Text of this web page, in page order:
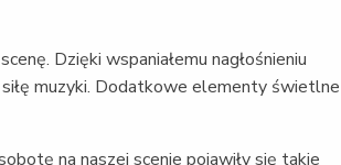
Dzięki wspaniałemu nagłośnieniu
muzyki. Dodatkowe elementy świetlne
na naszej scenie pojawiły się takie